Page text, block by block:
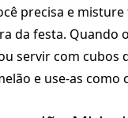
precisa e misture
da festa. Quando
servir com cubos
e use-as como